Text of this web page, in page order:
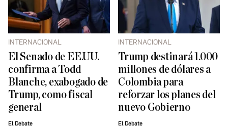
INTERNACIONAL
El Senado de EE.UU.
confirma a Todd
Blanche, exabogado de
Trump, como fiscal
general
El Debate
INTERNACIONAL
Trump destinará 1.000
millones de dólares a
Colombia para
reforzar los planes del
nuevo Gobierno
El Debate